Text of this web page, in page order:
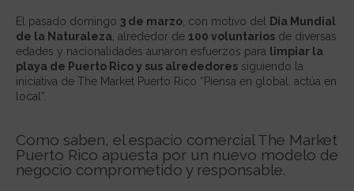
El pasado domingo 3 de marzo , con motivo del
Día Mundial
de la Naturaleza , alrededor de 100 voluntarios de diversas
edades y nacionalidades aunaron esfuerzos para limpiar la
playa de Puerto Rico y sus alrededores siguiendo la
iniciativa de The Market Puerto Rico “Piensa en global, actúa en
local”.
Como saben, el espacio comercial The Market
Puerto Rico apuesta por un nuevo modelo de
negocio comprometido y responsable.